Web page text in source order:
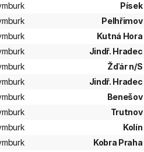
Písek
Pelhřimov
Kutná Hora
Jindř. Hradec
Žďár n/S
Jindř. Hradec
Benešov
Trutnov
Kolín
Kobra Praha